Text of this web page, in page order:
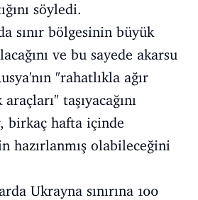
söyledi.
sınır bölgesinin büyük
ve bu sayede akarsu
"rahatlıkla ağır
taşıyacağını
hafta içinde
hazırlanmış olabileceğini
Ukrayna sınırına 100